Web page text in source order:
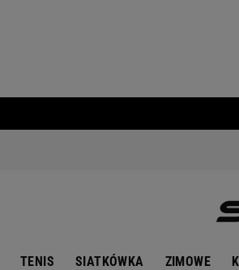
TENIS SIATKÓWKA ZIMOWE